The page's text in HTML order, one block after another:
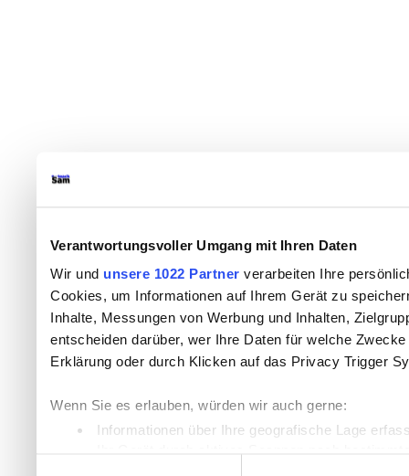
Verantwortungsvoller Umgang mit Ihren Daten
Wir und unsere 1022 Partner verarbeiten Ihre
Cookies, um Informationen auf Ihrem Gerät zu
Inhalte, Messungen von Werbung und Inhalten,
entscheiden darüber, wer Ihre Daten für welche
Erklärung oder durch Klicken auf das Privacy Trigger
Wenn Sie es erlauben, würden wir auch gerne:
Informationen über Ihre geografische Lage